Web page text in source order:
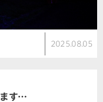
2025.08.05
ます…